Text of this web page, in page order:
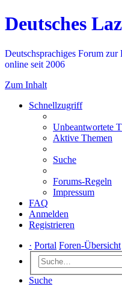
Deutsches
Deutschsprachiges Forum
online seit 2006
Zum Inhalt
Schnellzugriff
Unbeantwortete
Aktive Themen
Suche
Forums-Regeln
Impressum
FAQ
Anmelden
Registrieren
· Portal Foren-Übersicht
Suche